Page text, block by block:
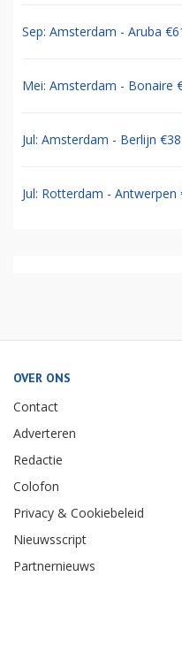
Sep: Amsterdam - Aruba
Mei: Amsterdam - Bonaire
Jul: Amsterdam - Berlijn €38
Jul: Rotterdam - Antwerpen
OVER ONS
Contact
Adverteren
Redactie
Colofon
Privacy & Cookiebeleid
Nieuwsscript
Partnernieuws